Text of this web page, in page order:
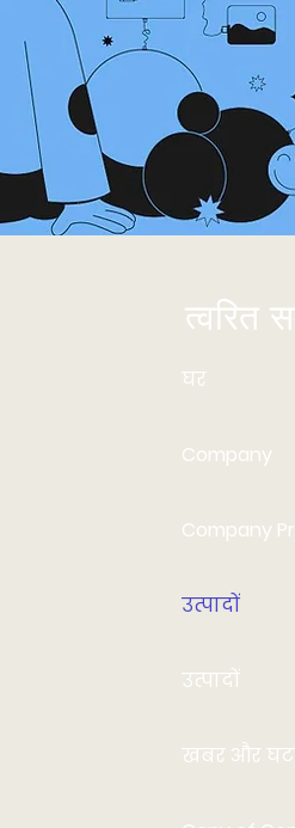
त्वरित
घर
Company
Company
उत्पादों
उत्पादों
खबर और